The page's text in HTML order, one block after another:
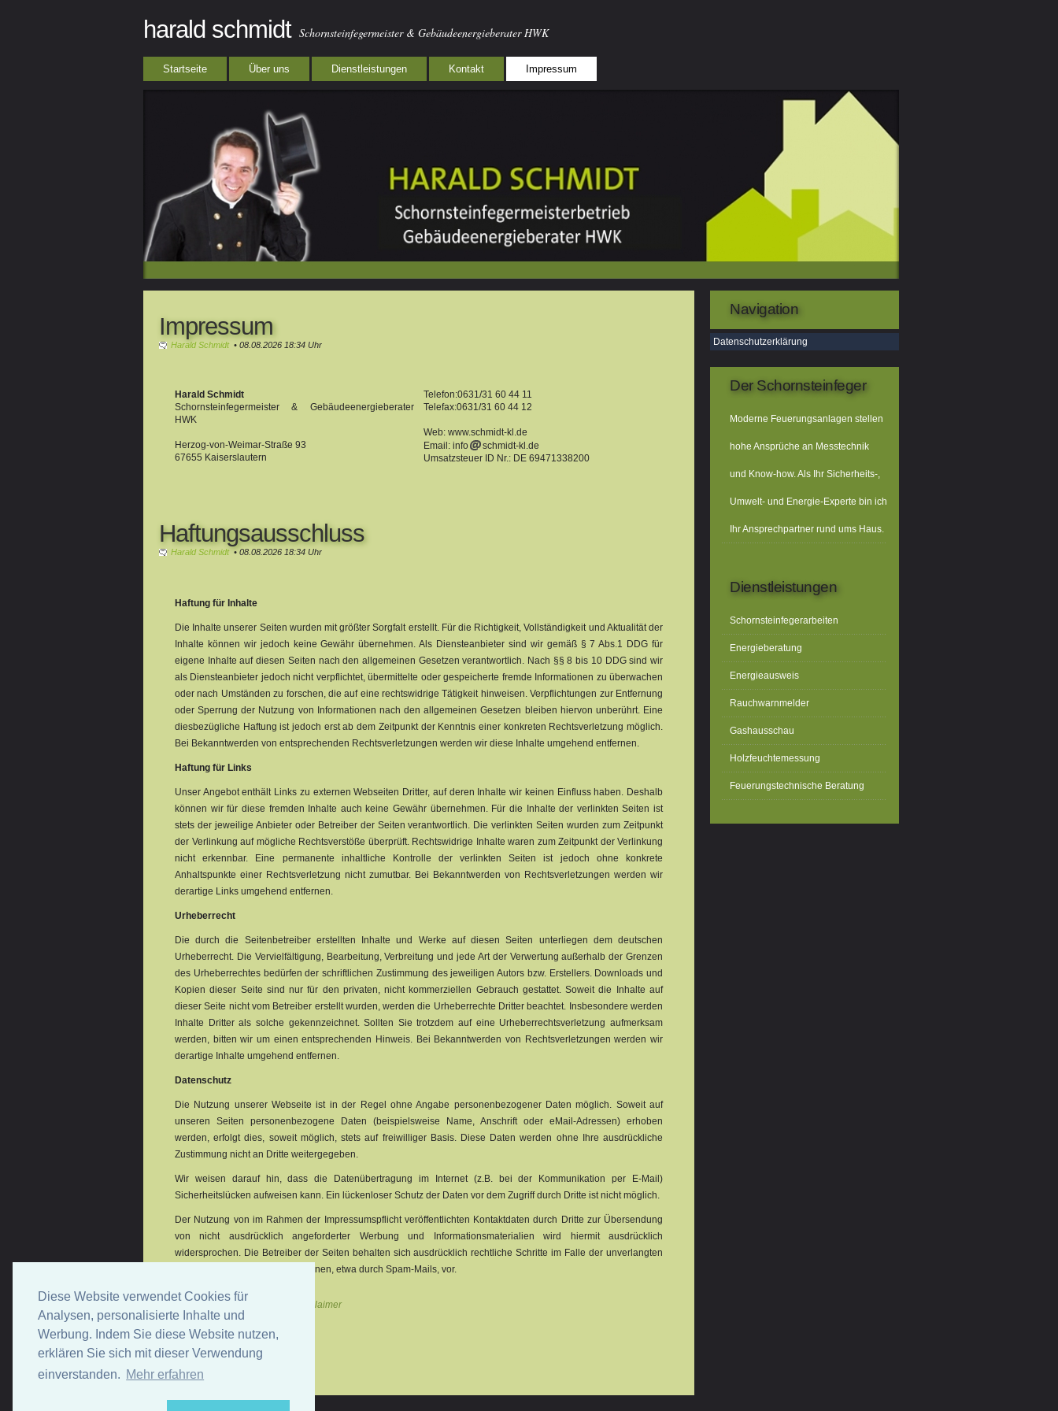
Diese Website verwendet Cookies für
Analysen, personalisierte Inhalte und
Werbung. Indem Sie diese Website nutzen,
erklären Sie sich mit dieser Verwendung
einverstanden. Mehr erfahren
harald schmidt Schornsteinfegermeister & Gebäudeenergieberater HWK
Startseite Über uns Dienstleistungen Kontakt Impressum
Impressum
Harald Schmidt • 08.08.2026 18:34 Uhr
Harald Schmidt
Schornsteinfegermeister & Gebäudeenergieberater
HWK
Herzog-von-Weimar-Straße 93
67655 Kaiserslautern
Telefon:0631/31 60 44 11
Telefax:0631/31 60 44 12
Web: www.schmidt-kl.de
Email: info
schmidt-kl.de
Umsatzsteuer ID Nr.: DE 69471338200
Haftungsausschluss
Harald Schmidt • 08.08.2026 18:34 Uhr
Haftung für Inhalte
Die Inhalte unserer Seiten wurden mit größter Sorgfalt erstellt. Für die Richtigkeit, Vollständigkeit und Aktualität der
Inhalte können wir jedoch keine Gewähr übernehmen. Als Diensteanbieter sind wir gemäß § 7 Abs.1 DDG für
eigene Inhalte auf diesen Seiten nach den allgemeinen Gesetzen verantwortlich. Nach §§ 8 bis 10 DDG sind wir
als Diensteanbieter jedoch nicht verpflichtet, übermittelte oder gespeicherte fremde Informationen zu überwachen
oder nach Umständen zu forschen, die auf eine rechtswidrige Tätigkeit hinweisen. Verpflichtungen zur Entfernung
oder Sperrung der Nutzung von Informationen nach den allgemeinen Gesetzen bleiben hiervon unberührt. Eine
diesbezügliche Haftung ist jedoch erst ab dem Zeitpunkt der Kenntnis einer konkreten Rechtsverletzung möglich.
Bei Bekanntwerden von entsprechenden Rechtsverletzungen werden wir diese Inhalte umgehend entfernen.
Haftung für Links
Unser Angebot enthält Links zu externen Webseiten Dritter, auf deren Inhalte wir keinen Einfluss haben. Deshalb
können wir für diese fremden Inhalte auch keine Gewähr übernehmen. Für die Inhalte der verlinkten Seiten ist
stets der jeweilige Anbieter oder Betreiber der Seiten verantwortlich. Die verlinkten Seiten wurden zum Zeitpunkt
der Verlinkung auf mögliche Rechtsverstöße überprüft. Rechtswidrige Inhalte waren zum Zeitpunkt der Verlinkung
nicht erkennbar. Eine permanente inhaltliche Kontrolle der verlinkten Seiten ist jedoch ohne konkrete
Anhaltspunkte einer Rechtsverletzung nicht zumutbar. Bei Bekanntwerden von Rechtsverletzungen werden wir
derartige Links umgehend entfernen.
Urheberrecht
Die durch die Seitenbetreiber erstellten Inhalte und Werke auf diesen Seiten unterliegen dem deutschen
Urheberrecht. Die Vervielfältigung, Bearbeitung, Verbreitung und jede Art der Verwertung außerhalb der Grenzen
des Urheberrechtes bedürfen der schriftlichen Zustimmung des jeweiligen Autors bzw. Erstellers. Downloads und
Kopien dieser Seite sind nur für den privaten, nicht kommerziellen Gebrauch gestattet. Soweit die Inhalte auf
dieser Seite nicht vom Betreiber erstellt wurden, werden die Urheberrechte Dritter beachtet. Insbesondere werden
Inhalte Dritter als solche gekennzeichnet. Sollten Sie trotzdem auf eine Urheberrechtsverletzung aufmerksam
werden, bitten wir um einen entsprechenden Hinweis. Bei Bekanntwerden von Rechtsverletzungen werden wir
derartige Inhalte umgehend entfernen.
Datenschutz
Die Nutzung unserer Webseite ist in der Regel ohne Angabe personenbezogener Daten möglich. Soweit auf
unseren Seiten personenbezogene Daten (beispielsweise Name, Anschrift oder eMail-Adressen) erhoben
werden, erfolgt dies, soweit möglich, stets auf freiwilliger Basis. Diese Daten werden ohne Ihre ausdrückliche
Zustimmung nicht an Dritte weitergegeben.
Wir weisen darauf hin, dass die Datenübertragung im Internet (z.B. bei der Kommunikation per E-Mail)
Sicherheitslücken aufweisen kann. Ein lückenloser Schutz der Daten vor dem Zugriff durch Dritte ist nicht möglich.
Der Nutzung von im Rahmen der Impressumspflicht veröffentlichten Kontaktdaten durch Dritte zur Übersendung
von nicht ausdrücklich angeforderter Werbung und Informationsmaterialien wird hiermit ausdrücklich
widersprochen. Die Betreiber der Seiten behalten sich ausdrücklich rechtliche Schritte im Falle der unverlangten
Zusendung von Werbeinformationen, etwa durch Spam-Mails, vor.
eRecht24 Disclaimer
Navigation
Datenschutzerklärung
Der Schornsteinfeger
Moderne Feuerungsanlagen stellen
hohe Ansprüche an Messtechnik
und Know-how. Als Ihr Sicherheits-,
Umwelt- und Energie-Experte bin ich
Ihr Ansprechpartner rund ums Haus.
Dienstleistungen
Schornsteinfegerarbeiten
Energieberatung
Energieausweis
Rauchwarnmelder
Gashausschau
Holzfeuchtemessung
Feuerungstechnische Beratung